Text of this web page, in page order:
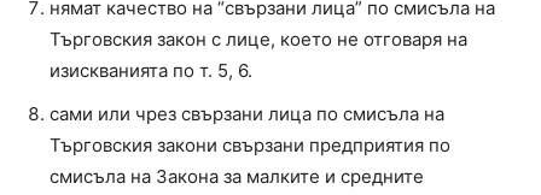
нямат качество на “свързани лица” по смисъла на
Търговския закон с лице, което не отговаря на
изискванията по т. 5, 6.
сами или чрез свързани лица по смисъла на
Търговския закони свързани предприятия по
смисъла на Закона за малките и средните